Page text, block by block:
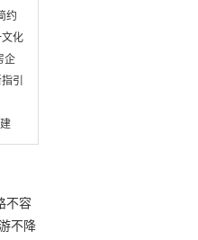
约
化
企
引
不容
不降